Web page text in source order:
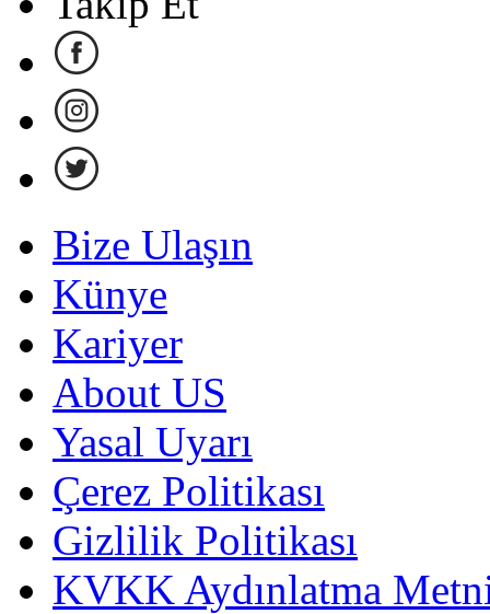
Bize Ulaşın
Künye
Kariyer
About US
Yasal Uyarı
Çerez Politikası
Gizlilik Politikası
KVKK Aydınlatma